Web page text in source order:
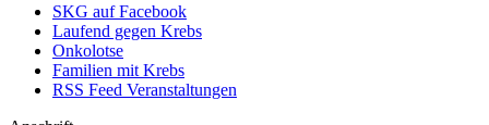
SKG auf Facebook
Laufend gegen Krebs
Onkolotse
Familien mit Krebs
RSS Feed Veranstaltungen